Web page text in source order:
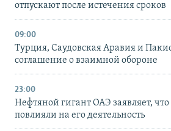
отпускают после истечения сроков
09:00
Турция, Саудовская Аравия и
соглашение о взаимной обороне
23:00
Нефтяной гигант ОАЭ заявляет,
повлияли на его деятельность